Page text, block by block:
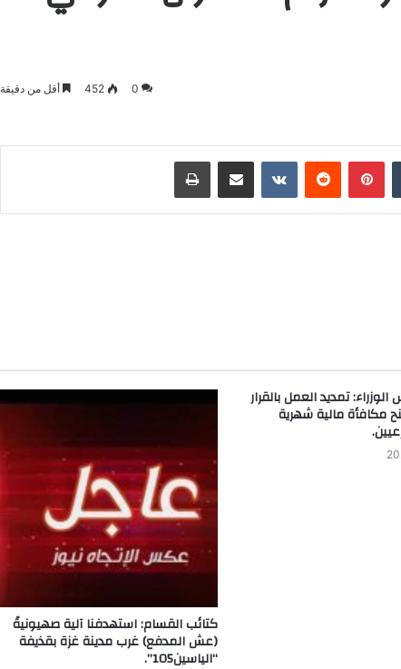
0
452 أقل من دقيقة
بينتيريست
تمديد العمل بالقرار
مكافأة مالية شهرية
كتائب القسام: استهدفنا آلية صهيونيةً
(عش المدفع) غرب مدينة غزة بقذيفة
“الياسين105”.